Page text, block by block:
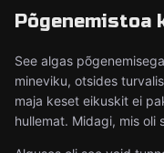
Põgenemistoa
See algas
mineviku, otsides
maja keset eikuskit ei
hullemat. Midagi, mis oli